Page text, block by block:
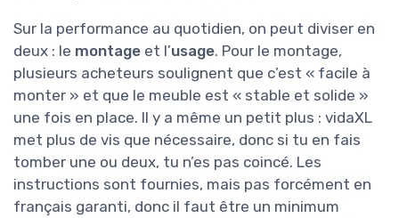
Sur la performance au quotidien, on peut diviser en
deux : le montage et l’usage. Pour le montage,
plusieurs acheteurs soulignent que c’est « facile à
monter » et que le meuble est « stable et solide »
une fois en place. Il y a même un petit plus : vidaXL
met plus de vis que nécessaire, donc si tu en fais
tomber une ou deux, tu n’es pas coincé. Les
instructions sont fournies, mais pas forcément en
français garanti, donc il faut être un minimum